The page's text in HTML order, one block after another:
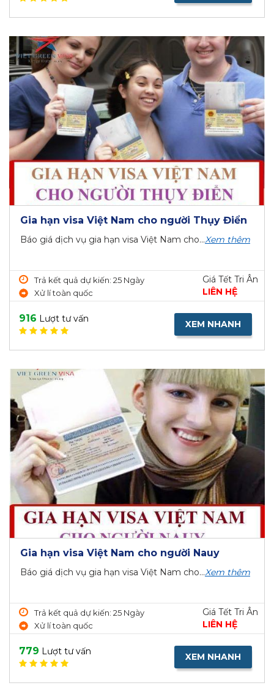
Gia hạn visa Việt Nam cho người Thụy Điển
Báo giá dịch vụ gia hạn visa Việt Nam cho...Xem thêm
Trả kết quả dự kiến: 25 Ngày
Xử lí toàn quốc
Giá Tết Tri Ân
LIÊN HỆ
916 Lượt tư vấn XEM NHANH
Gia hạn visa Việt Nam cho người Nauy
Báo giá dịch vụ gia hạn visa Việt Nam cho...Xem thêm
Trả kết quả dự kiến: 25 Ngày
Xử lí toàn quốc
Giá Tết Tri Ân
LIÊN HỆ
779 Lượt tư vấn XEM NHANH